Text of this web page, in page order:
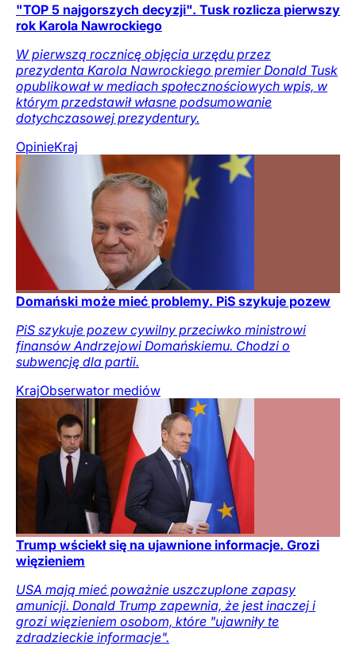
"TOP 5 najgorszych decyzji". Tusk rozlicza pierwszy
rok Karola Nawrockiego
W pierwszą rocznicę objęcia urzędu przez
prezydenta Karola Nawrockiego premier Donald Tusk
opublikował w mediach społecznościowych wpis, w
którym przedstawił własne podsumowanie
dotychczasowej prezydentury.
OpinieKraj
Domański może mieć problemy. PiS szykuje pozew
PiS szykuje pozew cywilny przeciwko ministrowi
finansów Andrzejowi Domańskiemu. Chodzi o
subwencję dla partii.
KrajObserwator mediów
Trump wściekł się na ujawnione informacje. Grozi
więzieniem
USA mają mieć poważnie uszczuplone zapasy
amunicji. Donald Trump zapewnia, że jest inaczej i
grozi więzieniem osobom, które "ujawniły te
zdradzieckie informacje".